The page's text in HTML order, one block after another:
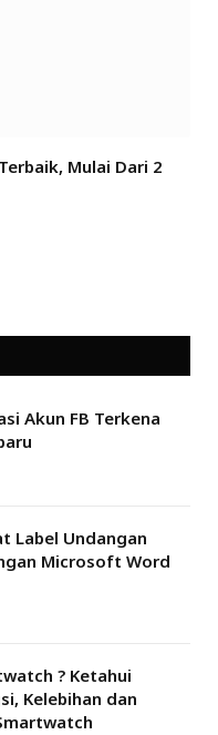
Mulai Dari 2
Akun FB Terkena
Label Undangan
Microsoft Word
? Ketahui
Kelebihan dan